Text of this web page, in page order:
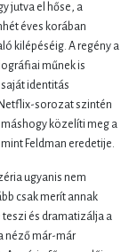
jutva el hőse, a
éves korában
kilépéséig. A regény a
műnek is
identitás
sorozat szintén
közelíti meg a
Feldman eredetije.
ugyanis nem
csak merít annak
és dramatizálja a
néző már-már